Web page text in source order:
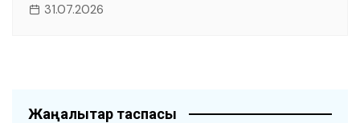
31.07.2026
Жаңалықтар таспасы